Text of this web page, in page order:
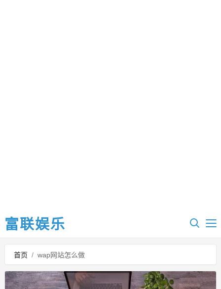
富联娱乐
首页 / wap网站怎么做